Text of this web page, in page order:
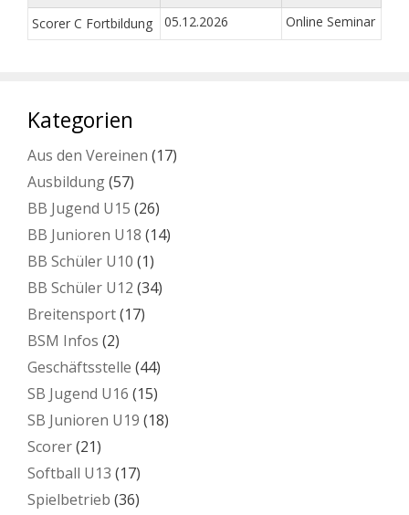
Scorer C Fortbildung 05.12.2026 Online Seminar
Kategorien
Aus den Vereinen (17)
Ausbildung(57)
BB Jugend U15 (26)
BB Junioren U18 (14)
BB Schüler U10 (1)
BB Schüler U12 (34)
Breitensport(17)
BSM Infos (2)
Geschäftsstelle (44)
SB Jugend U16 (15)
SB Junioren U19 (18)
Scorer(21)
Softball U13 (17)
Spielbetrieb (36)